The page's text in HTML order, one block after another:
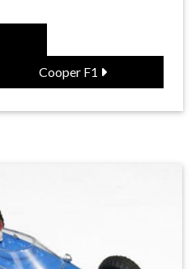
Cooper F1